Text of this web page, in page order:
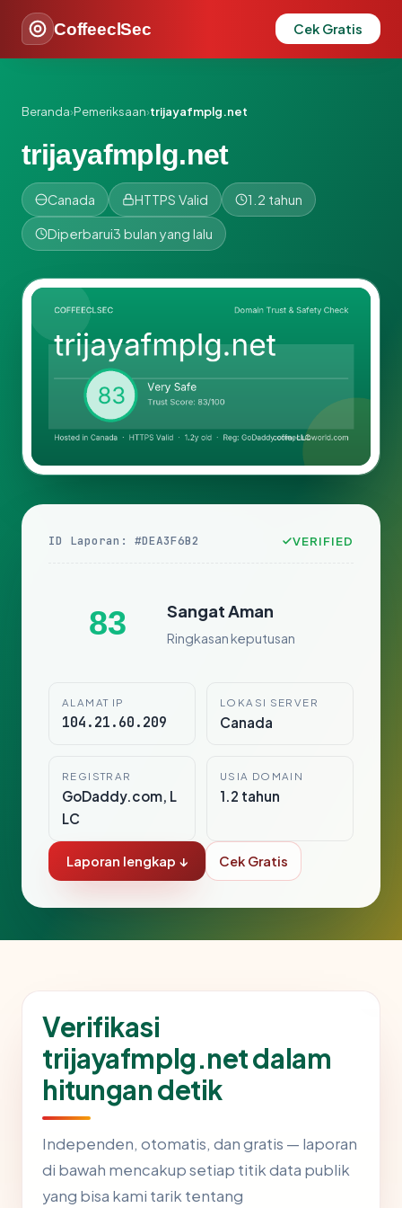
CoffeeclSec Cek Gratis
Beranda›Pemeriksaan›trijayafmplg.net
trijayafmplg.net
Canada HTTPS Valid 1.2 tahun
Diperbarui3 bulan yang lalu
ID Laporan: #DEA3F6B2 VERIFIED
83 Sangat Aman
Ringkasan keputusan
ALAMAT IP
104.21.60.209
LOKASI SERVER
Canada
REGISTRAR
GoDaddy.com, L
LC
USIA DOMAIN
1.2 tahun
Laporan lengkap ↓ Cek Gratis
Verifikasi
trijayafmplg.net dalam
hitungan detik
Independen, otomatis, dan gratis — laporan
di bawah mencakup setiap titik data publik
yang bisa kami tarik tentang